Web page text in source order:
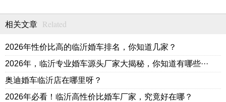
相关文章 Related
2026年性价比高的临沂婚车排名，你知道几家？
2026年，临沂专业婚车源头厂家大揭秘，你知道有哪些···
奥迪婚车临沂店在哪里呀？
2026年必看！临沂高性价比婚车厂家，究竟好在哪？